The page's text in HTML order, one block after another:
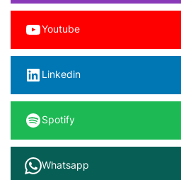
Youtube
Linkedin
Spotify
Whatsapp